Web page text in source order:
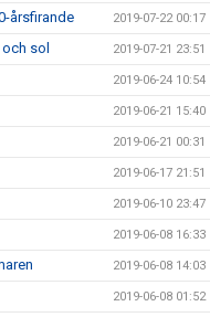
årsfirande 2019-07-22 00:17
sol 2019-07-21 23:51
2019-06-24 10:54
2019-06-21 15:40
2019-06-21 00:31
2019-06-17 21:51
2019-06-10 23:47
2019-06-08 16:33
2019-06-08 14:03
2019-06-08 01:52